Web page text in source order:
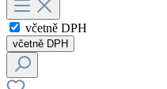
včetně DPH
včetně DPH